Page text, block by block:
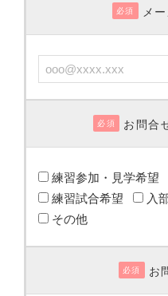
必須 メ
必須 お問合
練習参加・見学希望
練習試合希望
入
その他
必須 お